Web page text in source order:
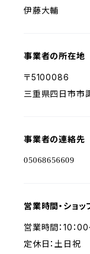
伊藤大輔
事業者の所在地
〒5100086
三重県四日市市
事業者の連絡先
営業時間・ショ
営業時間：10：
定休日：土日祝